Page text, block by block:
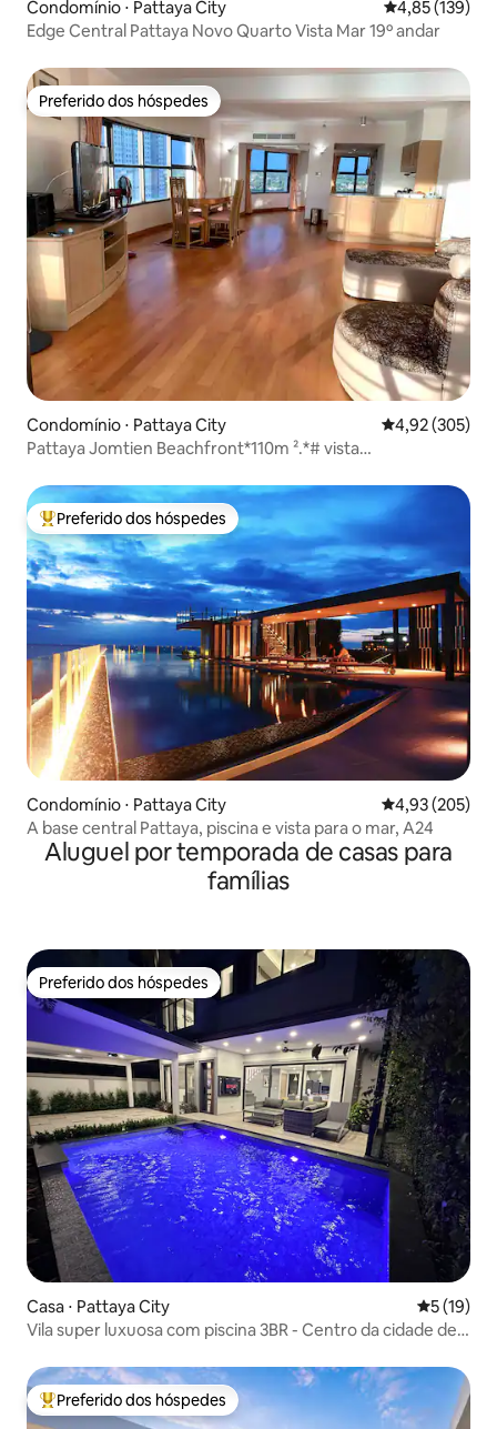
Condomínio ⋅ Pattaya City 4,85 de uma
4,85 (139)
Edge Central Pattaya Novo Quarto Vista Mar 19º andar
Preferido dos hóspedes
Preferido dos hóspedes
Condomínio ⋅ Pattaya City 4,92 de uma
4,92 (305)
Pattaya Jomtien Beachfront*110m ².*# vista
Entre os melhores preferidos dos hóspedes
Preferido dos hóspedes
Condomínio ⋅ Pattaya City 4,93 de uma
4,93 (205)
A base central Pattaya, piscina e vista para o mar, A24
Aluguel por temporada de casas para
famílias
Preferido dos hóspedes
Preferido dos hóspedes
Casa ⋅ Pattaya City 5 de uma
5 (19)
Vila super luxuosa com piscina 3BR - Centro da cidade de
Entre os melhores preferidos dos hóspedes
Preferido dos hóspedes